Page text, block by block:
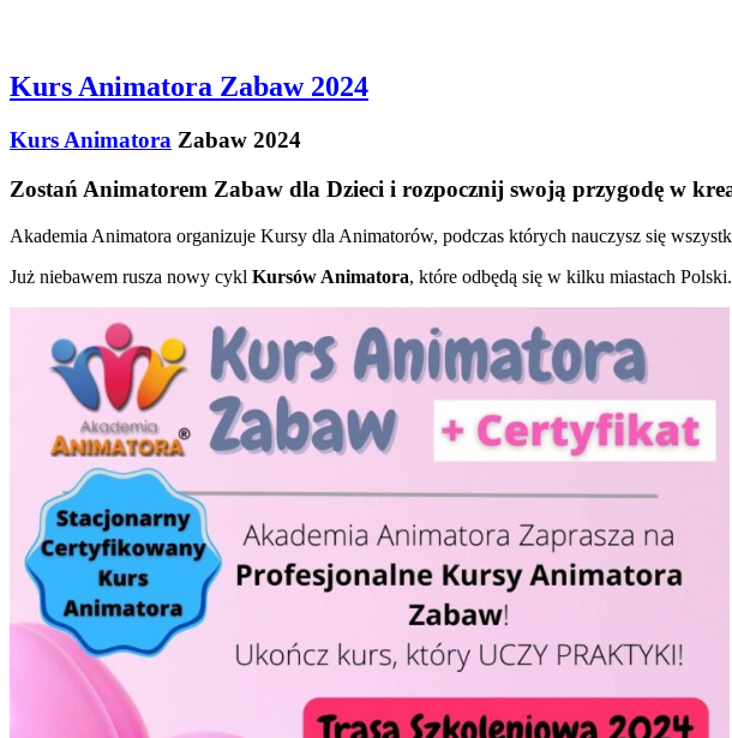
Kurs Animatora Zabaw 2024
Kurs Animatora Zabaw 2024
Zostań Animatorem Zabaw dla Dzieci i rozpocznij swoją przygodę w
Akademia Animatora organizuje Kursy dla Animatorów, podczas których nauczysz się
Już niebawem rusza nowy cykl Kursów Animatora, które odbędą się w kilku miastach